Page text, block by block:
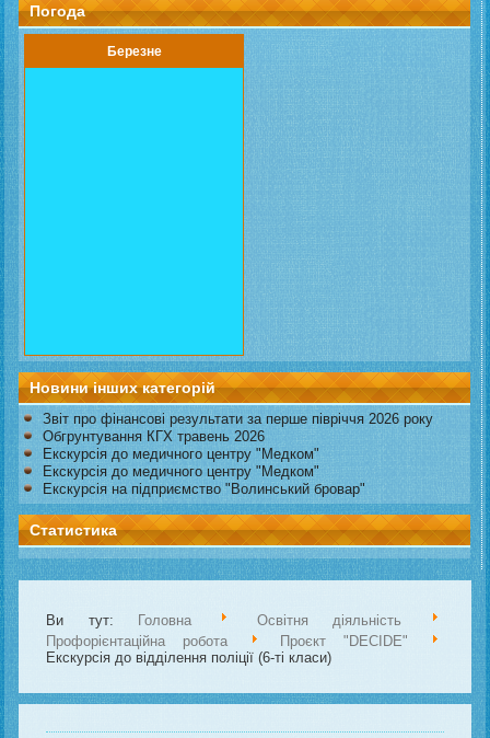
Погода
Березне
Новини інших категорій
Звіт про фінансові результати за перше півріччя 2026 року
Обгрунтування КГХ травень 2026
Екскурсія до медичного центру "Медком"
Екскурсія до медичного центру "Медком"
Екскурсія на підприємство "Волинський бровар"
Статистика
Ви тут: Головна
Освітня діяльність
Профорієнтаційна робота
Проєкт "DECIDE"
Екскурсія до відділення поліції (6-ті класи)